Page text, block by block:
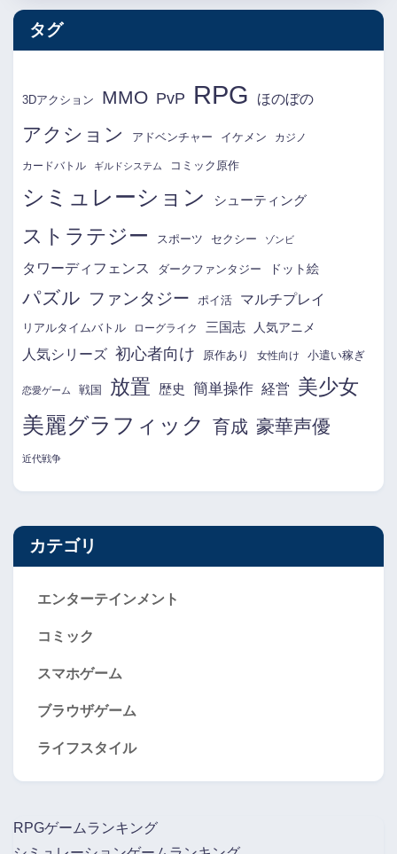
タグ
3Dアクション MMO PvP RPG ほのぼの
アクション アドベンチャー イケメン カジノ
カードバトル ギルドシステム コミック原作
シミュレーション シューティング
ストラテジー スポーツ セクシー ゾンビ
タワーディフェンス ダークファンタジー ドット絵
パズル ファンタジー ポイ活 マルチプレイ
リアルタイムバトル ローグライク 三国志 人気アニメ
人気シリーズ 初心者向け 原作あり 女性向け 小遣い稼ぎ
恋愛ゲーム 戦国 放置 歴史 簡単操作 経営 美少女
美麗グラフィック 育成 豪華声優
近代戦争
カテゴリ
エンターテインメント
コミック
スマホゲーム
ブラウザゲーム
ライフスタイル
RPGゲームランキング